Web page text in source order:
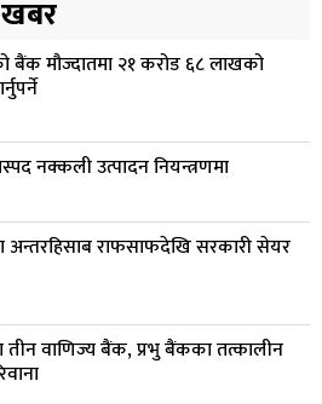
सभाको बैठक बुधबारका लागि
सिल खोलेर तेल निकाल्ने सात जना
कडा बनाउने ट्रम्पको नयाँ प्रयास, दुई
खबर
बैंक मौज्दातमा २१ करोड ६८ लाखको
नक्कली उत्पादन नियन्त्रणमा
अन्तरहिसाब राफसाफदेखि सरकारी सेयर
तीन वाणिज्य बैंक, प्रभु बैंकका तत्कालीन